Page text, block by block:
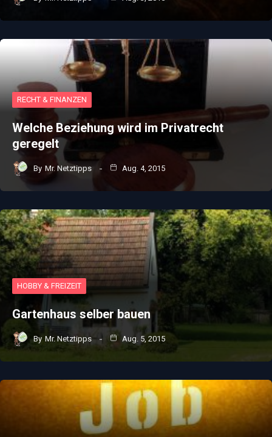
RECHT & FINANZEN
Welche Beziehung wird im Privatrecht
geregelt
By Mr. Netztipps Aug. 4, 2015
HOBBY & FREIZEIT
Gartenhaus selber bauen
By Mr. Netztipps Aug. 5, 2015